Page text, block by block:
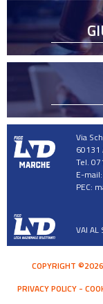
Via
60131
Tel.
E-mail:
PEC:
VAI AL
COPYRIGHT ©2026
PRIVACY POLICY